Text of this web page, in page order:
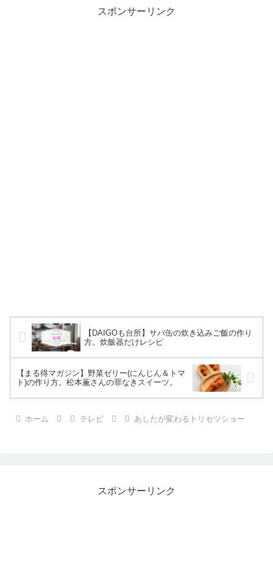
スポンサーリンク
【DAIGOも台所】サバ缶の炊き込みご飯の作り
方。炊飯器だけレシピ
【まる得マガジン】野菜ゼリー(にんじん＆トマ
ト)の作り方。松本薫さんの罪なきスイーツ。
ホーム テレビ あしたが変わるトリセツショー
スポンサーリンク